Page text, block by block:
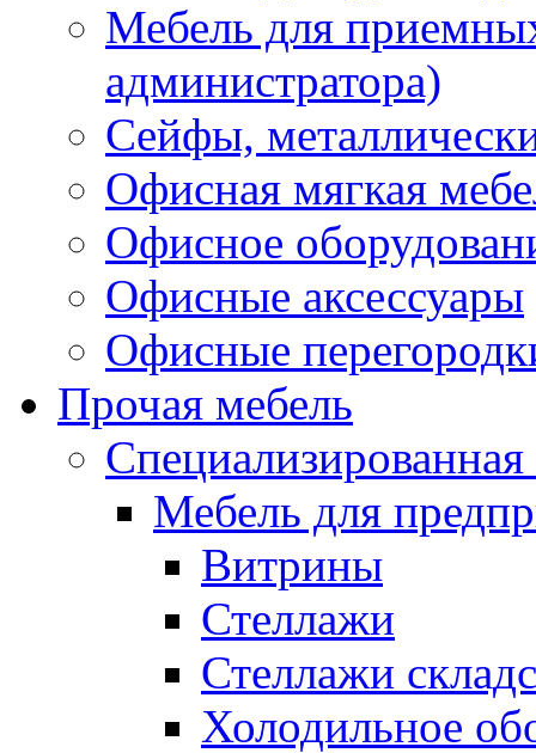
Мебель для
администратора)
Сейфы,
Офисная мягкая
Офисное
Офисные аксессуары
Офисные
Прочая мебель
Специализированная
Мебель для
Витрины
Стеллажи
Стеллажи
Холодильное